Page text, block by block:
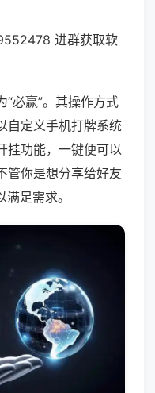
进群获取软
必赢”。其操作方式
自定义手机打牌系统
挂功能，一键便可以
管你是想分享给好友
足需求。